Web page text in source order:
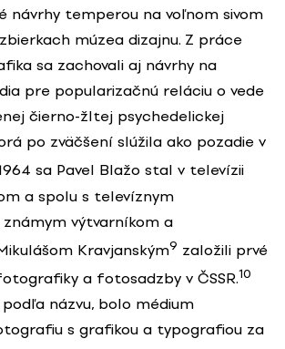
návrhy temperou na voľnom sivom
múzea dizajnu. Z práce
sa zachovali aj návrhy na
pre popularizačnú reláciu o vede
čierno-žltej psychedelickej
po zväčšení slúžila ako pozadie v
sa Pavel Blažo stal v televízii
a spolu s televíznym
známym výtvarníkom a
Kravjanským9 založili prvé
a fotosadzby v ČSSR.10
názvu, bolo médium
s grafikou a typografiou za